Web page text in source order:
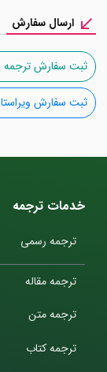
ارسال سفارش
ثبت سفارش ترجمه
ثبت سفارش
خدمات ترجمه
ترجمه رسمی
ترجمه مقاله
ترجمه متن
ترجمه کتاب